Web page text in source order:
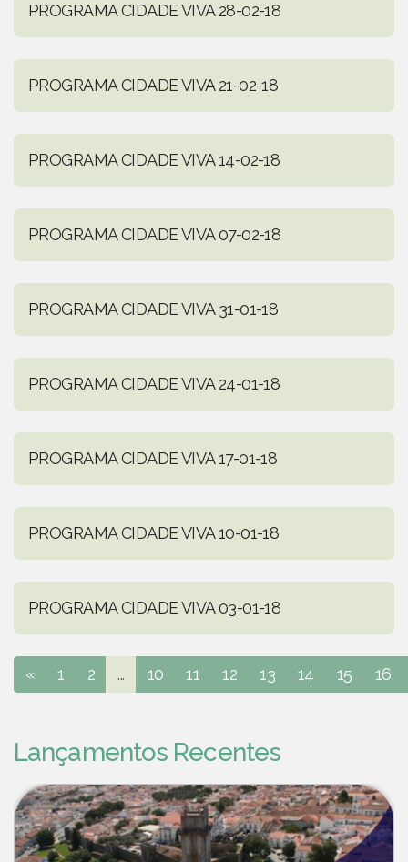
PROGRAMA CIDADE VIVA 28-02-18
PROGRAMA CIDADE VIVA 21-02-18
PROGRAMA CIDADE VIVA 14-02-18
PROGRAMA CIDADE VIVA 07-02-18
PROGRAMA CIDADE VIVA 31-01-18
PROGRAMA CIDADE VIVA 24-01-18
PROGRAMA CIDADE VIVA 17-01-18
PROGRAMA CIDADE VIVA 10-01-18
PROGRAMA CIDADE VIVA 03-01-18
« 1 2 ... 10 11 12 13 14 15 16
Lançamentos Recentes